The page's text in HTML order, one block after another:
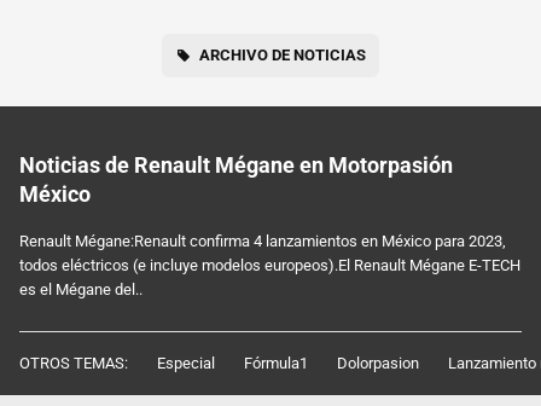
ARCHIVO DE NOTICIAS
Noticias de Renault Mégane en Motorpasión
México
Renault Mégane:Renault confirma 4 lanzamientos en México para 2023,
todos eléctricos (e incluye modelos europeos).El Renault Mégane E-TECH
es el Mégane del..
OTROS TEMAS: Especial Fórmula1 Dolorpasion Lanzamiento